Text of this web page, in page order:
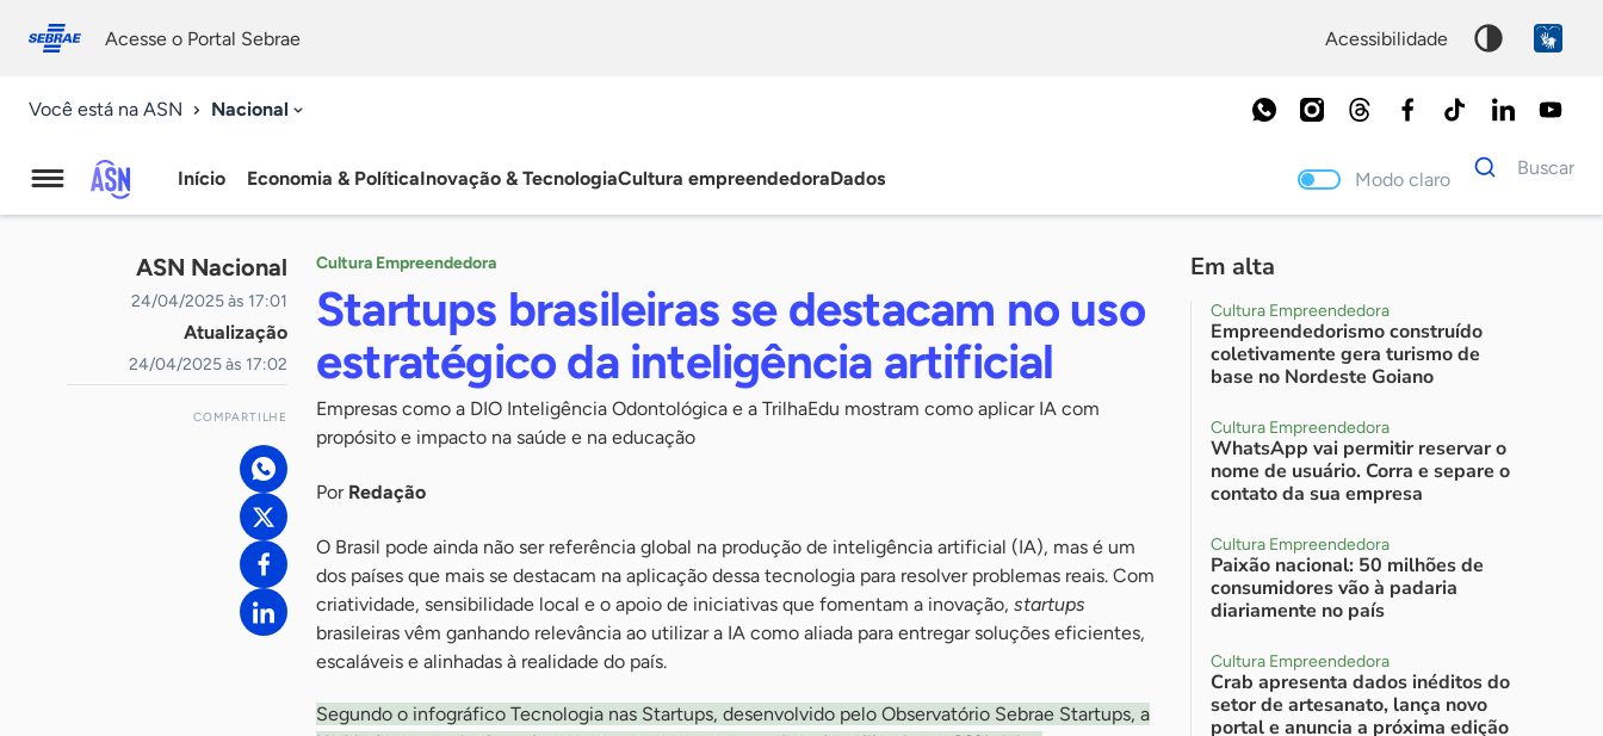
conosco
Acesse o Portal Sebrae acessibilidade
Você está na ASN Nacional
Agência
Sebrae
de
Notícias
Início Economia & PolíticaInovação & TecnologiaCultura empreendedoraDados Modo claro
Dados
para
Buscar
ASN Nacional
24/04/2025 às 17:01
Atualização
24/04/2025 às 17:02
COMPARTILHE
Cultura Empreendedora
Startups brasileiras se destacam no uso
estratégico da inteligência artificial
Empresas como a DIO Inteligência Odontológica e a TrilhaEdu mostram como aplicar IA com
propósito e impacto na saúde e na educação
Por Redação
O Brasil pode ainda não ser referência global na produção de inteligência artificial (IA), mas é um
dos países que mais se destacam na aplicação dessa tecnologia para resolver problemas reais. Com
criatividade, sensibilidade local e o apoio de iniciativas que fomentam a inovação, startups
brasileiras vêm ganhando relevância ao utilizar a IA como aliada para entregar soluções eficientes,
escaláveis e alinhadas à realidade do país.
Segundo o infográfico Tecnologia nas Startups, desenvolvido pelo Observatório Sebrae Startups, a
Em alta
Cultura Empreendedora
Empreendedorismo construído
coletivamente gera turismo de
base no Nordeste Goiano
Cultura Empreendedora
WhatsApp vai permitir reservar o
nome de usuário. Corra e separe o
contato da sua empresa
Cultura Empreendedora
Paixão nacional: 50 milhões de
consumidores vão à padaria
diariamente no país
Cultura Empreendedora
Crab apresenta dados inéditos do
setor de artesanato, lança novo
portal e anuncia a próxima edição